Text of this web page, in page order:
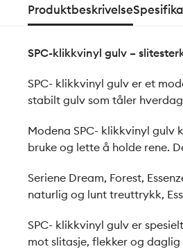
Produktbeskrivelse
SPC-klikkvinyl gulv –
SPC- klikkvinyl gulv er et
stabilt gulv som tåler
Modena SPC- klikkvinyl gulv
bruke og lette å holde rene.
Seriene Dream, Forest,
naturlig og lunt treuttrykk,
SPC- klikkvinyl gulv er
mot slitasje, flekker og